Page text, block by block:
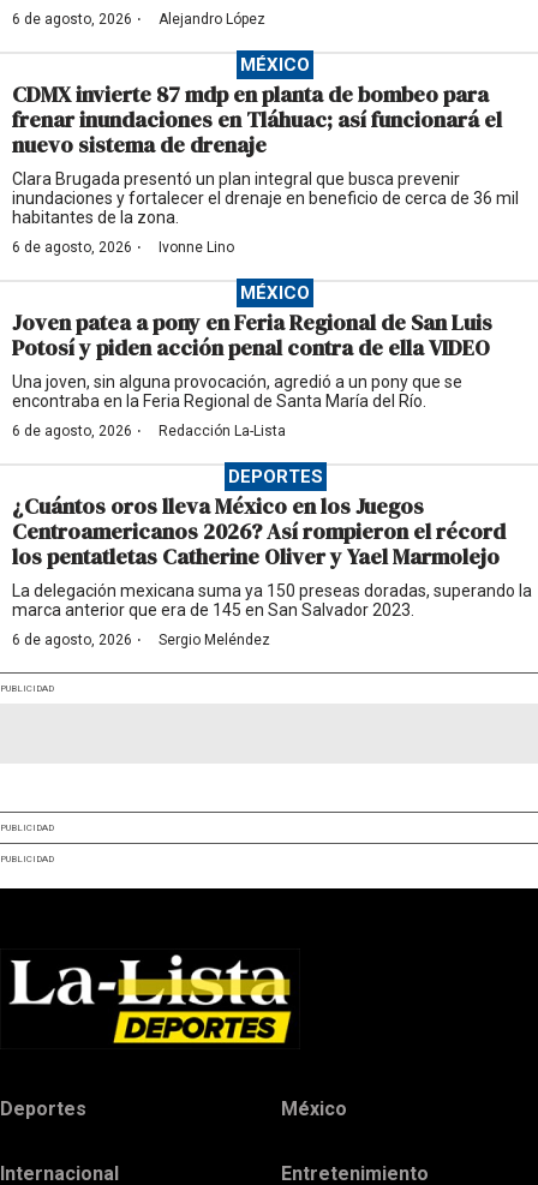
6 de agosto, 2026 · Alejandro López
MÉXICO
CDMX invierte 87 mdp en planta de bombeo para
frenar inundaciones en Tláhuac; así funcionará el
nuevo sistema de drenaje
Clara Brugada presentó un plan integral que busca prevenir
inundaciones y fortalecer el drenaje en beneficio de cerca de 36 mil
habitantes de la zona.
6 de agosto, 2026 · Ivonne Lino
MÉXICO
Joven patea a pony en Feria Regional de San Luis
Potosí y piden acción penal contra de ella VIDEO
Una joven, sin alguna provocación, agredió a un pony que se
encontraba en la Feria Regional de Santa María del Río.
6 de agosto, 2026 · Redacción La-Lista
DEPORTES
¿Cuántos oros lleva México en los Juegos
Centroamericanos 2026? Así rompieron el récord
los pentatletas Catherine Oliver y Yael Marmolejo
La delegación mexicana suma ya 150 preseas doradas, superando la
marca anterior que era de 145 en San Salvador 2023.
6 de agosto, 2026 · Sergio Meléndez
PUBLICIDAD
PUBLICIDAD
PUBLICIDAD
Deportes México
Internacional Entretenimiento